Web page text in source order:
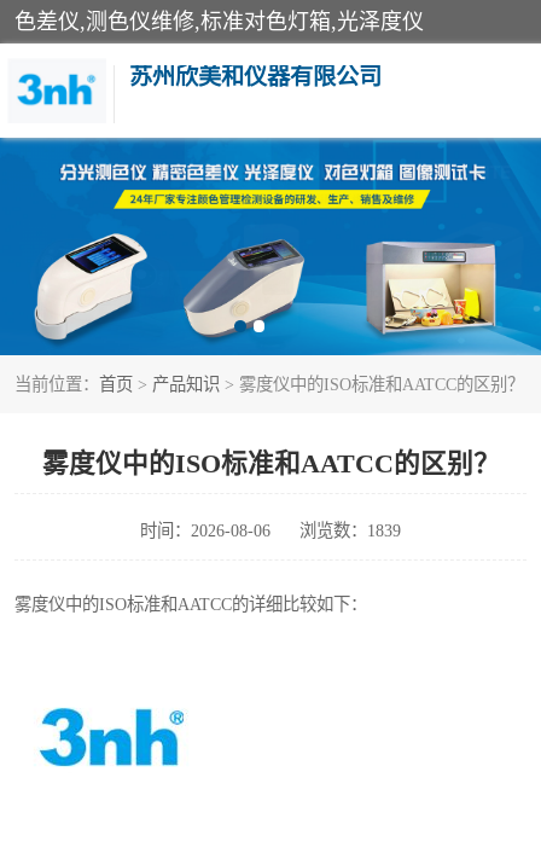
色差仪,测色仪维修,标准对色灯箱,光泽度仪
苏州欣美和仪器有限公司
当前位置： 首页 > 产品知识 > 雾度仪中的ISO标准和AATCC的区别？
雾度仪中的ISO标准和AATCC的区别？
时间：2026-08-06 浏览数：1839
雾度仪中的ISO标准和AATCC的详细比较如下：
3nh色差仪
分光色差仪
美能达色差计
3nh分光测色仪
光泽度仪
行业色差仪